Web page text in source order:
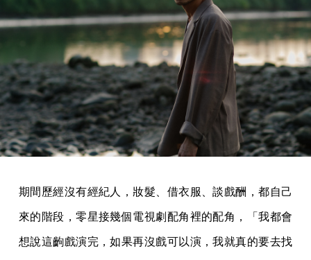
期間歷經沒有經紀人，妝髮、借衣服、談戲酬，都自己
來的階段，零星接幾個電視劇配角裡的配角，「我都會
想說這齣戲演完，如果再沒戲可以演，我就真的要去找